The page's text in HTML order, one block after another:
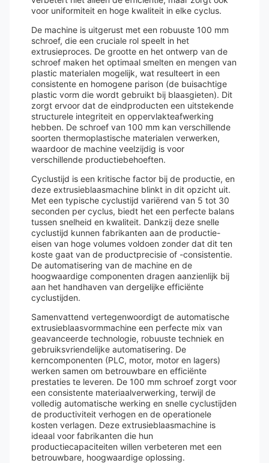
voor uniformiteit en hoge kwaliteit in elke cyclus.
De machine is uitgerust met een robuuste 100 mm
schroef, die een cruciale rol speelt in het
extrusieproces. De grootte en het ontwerp van de
schroef maken het optimaal smelten en mengen van
plastic materialen mogelijk, wat resulteert in een
consistente en homogene parison (de buisachtige
plastic vorm die wordt gebruikt bij blaasgieten). Dit
zorgt ervoor dat de eindproducten een uitstekende
structurele integriteit en oppervlakteafwerking
hebben. De schroef van 100 mm kan verschillende
soorten thermoplastische materialen verwerken,
waardoor de machine veelzijdig is voor
verschillende productiebehoeften.
Cyclustijd is een kritische factor bij de productie, en
deze extrusieblaasmachine blinkt in dit opzicht uit.
Met een typische cyclustijd variërend van 5 tot 30
seconden per cyclus, biedt het een perfecte balans
tussen snelheid en kwaliteit. Dankzij deze snelle
cyclustijd kunnen fabrikanten aan de productie-
eisen van hoge volumes voldoen zonder dat dit ten
koste gaat van de productprecisie of -consistentie.
De automatisering van de machine en de
hoogwaardige componenten dragen aanzienlijk bij
aan het handhaven van dergelijke efficiënte
cyclustijden.
Samenvattend vertegenwoordigt de automatische
extrusieblaasvormmachine een perfecte mix van
geavanceerde technologie, robuuste techniek en
gebruiksvriendelijke automatisering. De
kerncomponenten (PLC, motor, motor en lagers)
werken samen om betrouwbare en efficiënte
prestaties te leveren. De 100 mm schroef zorgt voor
een consistente materiaalverwerking, terwijl de
volledig automatische werking en snelle cyclustijden
de productiviteit verhogen en de operationele
kosten verlagen. Deze extrusieblaasmachine is
ideaal voor fabrikanten die hun
productiecapaciteiten willen verbeteren met een
betrouwbare, hoogwaardige oplossing.